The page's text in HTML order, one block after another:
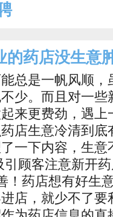
的药店没生意
总是一帆风顺
少。而且对一
来更费劲，遇
店生意冷清到
一下内容，生
顾客注意新开
！药店想有好生
店，就少不了